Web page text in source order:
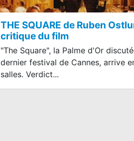
THE SQUARE de Ruben
critique du film
"The Square", la Palme d'Or
dernier festival de Cannes, arrive
salles. Verdict...